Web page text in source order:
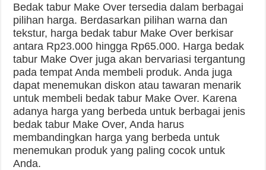
Bedak tabur Make Over tersedia dalam berbagai
pilihan harga. Berdasarkan pilihan warna dan
tekstur, harga bedak tabur Make Over berkisar
antara Rp23.000 hingga Rp65.000. Harga bedak
tabur Make Over juga akan bervariasi tergantung
pada tempat Anda membeli produk. Anda juga
dapat menemukan diskon atau tawaran menarik
untuk membeli bedak tabur Make Over. Karena
adanya harga yang berbeda untuk berbagai jenis
bedak tabur Make Over, Anda harus
membandingkan harga yang berbeda untuk
menemukan produk yang paling cocok untuk
Anda.